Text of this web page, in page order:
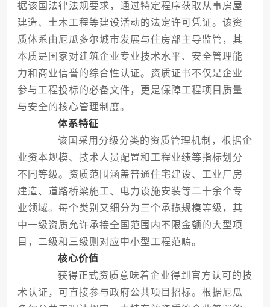
据该国法律法规要求，通过特定程序获取从事房屋
建造、土木工程等建设活动的法定许可凭证。该资
质体系由厄瓜多尔城市发展与住房部主导监管，其
本质是国家对建筑企业专业技术水平、安全管理能
力和商业信誉的综合性认证。资质证书不仅是企业
参与工程投标的必备文件，更是保障工程项目质量
与安全的核心管理制度。
体系特征
该国采用分级分类的资质管理机制，根据企
业资本规模、技术人员配置和工程业绩等指标划分
不同等级。资质范围涵盖普通住宅建设、工业厂房
建造、道路桥梁施工、电力设施安装等二十余个专
业领域。每个类别又细分为三个承揽规模等级，其
中一级资质允许承接全国范围内不限金额的大型项
目，二级和三级则对应中小型工程范畴。
核心价值
获得正式资质意味着企业得到官方认可的技
术认证，可直接参与政府公共项目招标。根据厄瓜